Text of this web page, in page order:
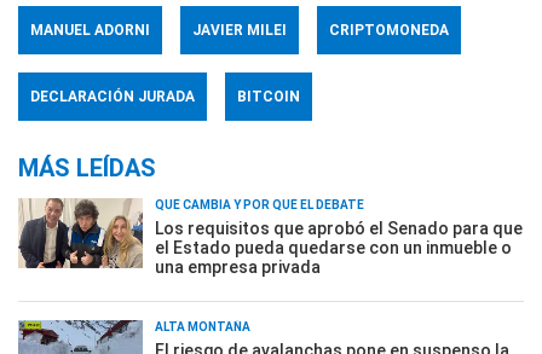
MANUEL ADORNI JAVIER MILEI CRIPTOMONEDA
DECLARACIÓN JURADA BITCOIN
MÁS LEÍDAS
QUÉ CAMBIA Y POR QUÉ EL DEBATE
Los requisitos que aprobó el Senado para que
el Estado pueda quedarse con un inmueble o
una empresa privada
ALTA MONTAÑA